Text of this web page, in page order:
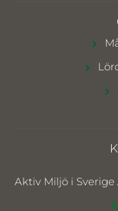
Aktiv Miljö i Sverige